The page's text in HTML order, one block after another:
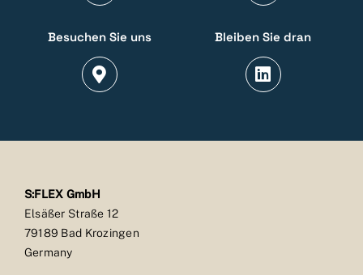
Besuchen Sie uns Bleiben Sie dran
S:FLEX GmbH
Elsäßer Straße 12
79189 Bad Krozingen
Germany